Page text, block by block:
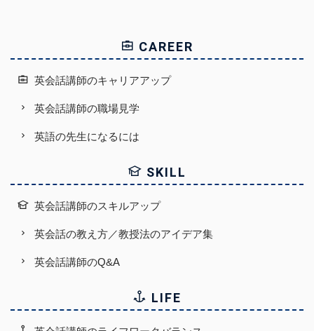
CAREER
英会話講師のキャリアアップ
英会話講師の職場見学
英語の先生になるには
SKILL
英会話講師のスキルアップ
英会話の教え方／教授法のアイデア集
英会話講師のQ&A
LIFE